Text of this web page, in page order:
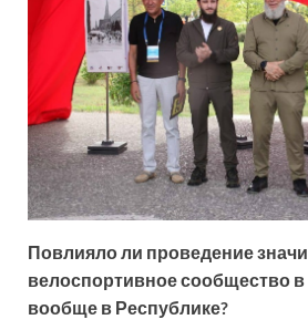
Повлияло ли проведение
велоспортивное сообщество в
вообще в Республике?